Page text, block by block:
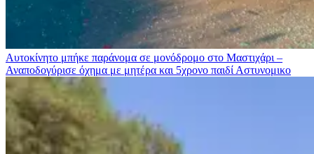
Αυτοκίνητο μπήκε παράνομα σε μονόδρομο στο Μαστιχάρι –
Αναποδογύρισε όχημα με μητέρα και 5χρονο παιδί Αστυνομικο